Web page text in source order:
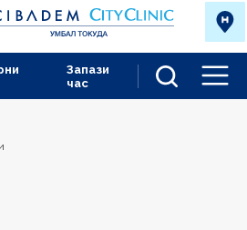
Запази
час